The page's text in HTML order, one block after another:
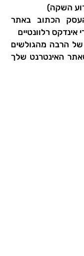
השקה)
הכתוב באתר
רלוונטיים
הרבה מהגולשים
האינטרנט שלך